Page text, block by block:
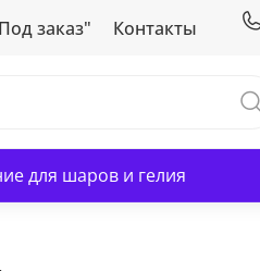
заказ" Контакты
для шаров и гелия